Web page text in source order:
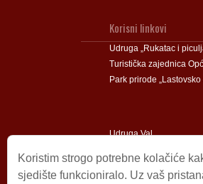
Korisni linkovi
Udruga „Rukatac i
Turistička zajednica
Park prirode „Lastovsko
Udruga Val
Koristim strogo potrebne kolačiće
sjedište funkcioniralo. Uz vaš